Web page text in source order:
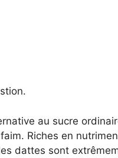
au sucre
Riches en
dattes sont